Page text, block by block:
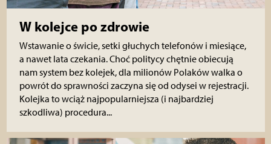
W kolejce po zdrowie
Wstawanie o świcie, setki głuchych telefonów i miesiące,
a nawet lata czekania. Choć politycy chętnie obiecują
nam system bez kolejek, dla milionów Polaków walka o
powrót do sprawności zaczyna się od odysei w rejestracji.
Kolejka to wciąż najpopularniejsza (i najbardziej
szkodliwa) procedura...